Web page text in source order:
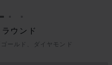
ドに移動 1
ウンド
ールド、ダイヤモンド